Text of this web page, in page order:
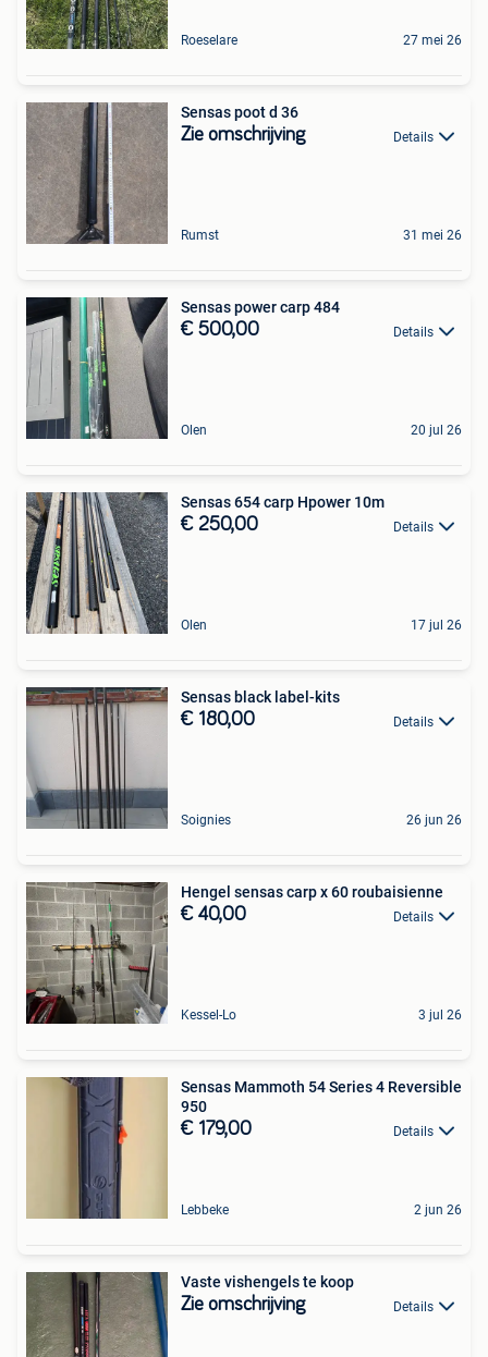
Roeselare 27 mei 26
Sensas poot d 36
Zie omschrijving Details
Rumst 31 mei 26
Sensas power carp 484
€ 500,00 Details
Olen 20 jul 26
Sensas 654 carp Hpower 10m
€ 250,00 Details
Olen 17 jul 26
Sensas black label-kits
€ 180,00 Details
Soignies 26 jun 26
Hengel sensas carp x 60 roubaisienne
€ 40,00 Details
Kessel-Lo 3 jul 26
Sensas Mammoth 54 Series 4 Reversible
950
€ 179,00 Details
Lebbeke 2 jun 26
Vaste vishengels te koop
Zie omschrijving Details